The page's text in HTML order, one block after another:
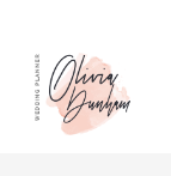
contenido